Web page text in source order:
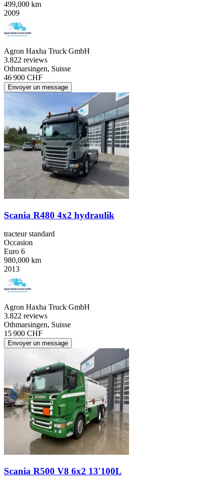
499,000 km
2009
Agron Haxha Truck GmbH
3.822 reviews
Othmarsingen, Suisse
46 900 CHF
Envoyer un message
Scania R480 4x2 hydraulik
tracteur standard
Occasion
Euro 6
980,000 km
2013
Agron Haxha Truck GmbH
3.822 reviews
Othmarsingen, Suisse
15 900 CHF
Envoyer un message
Scania R500 V8 6x2 13'100L